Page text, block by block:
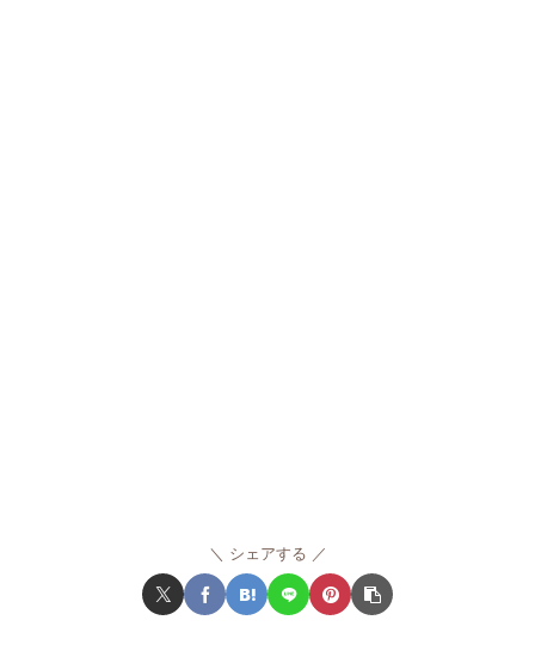
シェアする